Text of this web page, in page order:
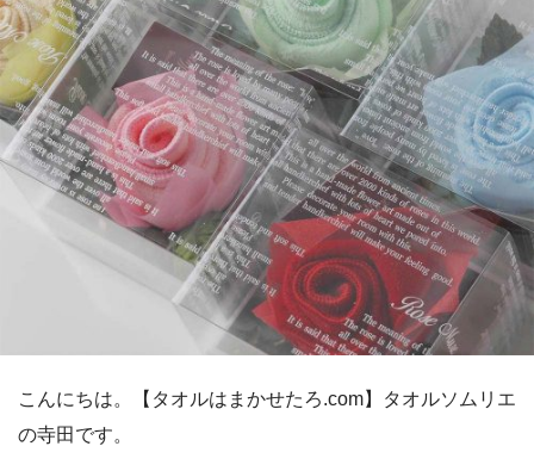
こんにちは。【タオルはまかせたろ.com】タオルソムリエ
の寺田です。